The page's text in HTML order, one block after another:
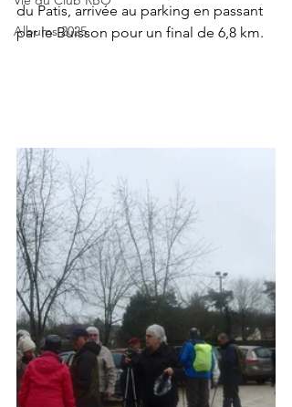
Albums 2025
du Patis, arrivée au parking en passant
par le Buisson pour un final de 6,8 km.